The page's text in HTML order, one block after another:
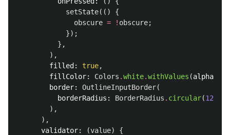
setState(()
{
obscure = ! obscure;
});
},
),
filled:
true,
fillColor:
Colors .white.withValues (alpha:
border:
OutlineInputBorder(
borderRadius:
BorderRadius . circular(12
),
),
validator:
(value)
{